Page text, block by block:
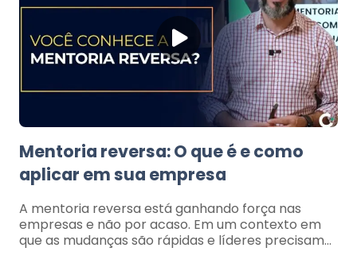
Mentoria reversa: O que é e como
aplicar em sua empresa
A mentoria reversa está ganhando força nas
empresas e não por acaso. Em um contexto em
que as mudanças são rápidas e líderes precisam…